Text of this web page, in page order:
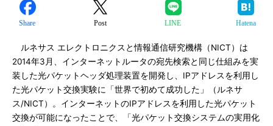
Share Post LINE Hatena
ルネサス エレクトロニクスと情報通信研究機構（NICT）は
2014年3月、インターネットルータの宛先検索と同じ仕組みを実
装した光パケットヘッダ処理装置を開発し、IPアドレスを利用し
た光パケット交換実験に「世界で初めて成功した」（ルネサ
ス/NICT）。インターネットのIPアドレスを利用した光パケット
交換が可能になったことで、「光パケット交換システムの実用化